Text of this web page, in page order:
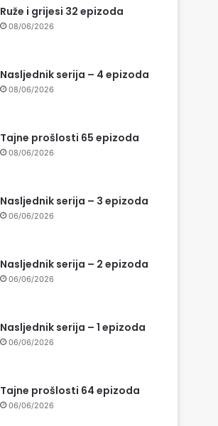
Ruže i grijesi 32 epizoda
08/06/2026
Nasljednik serija – 4 epizoda
08/06/2026
Tajne prošlosti 65 epizoda
08/06/2026
Nasljednik serija – 3 epizoda
06/06/2026
Nasljednik serija – 2 epizoda
06/06/2026
Nasljednik serija – 1 epizoda
06/06/2026
Tajne prošlosti 64 epizoda
06/06/2026